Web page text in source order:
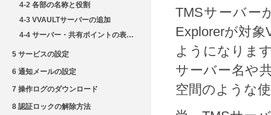
4-2 各部の名称と役割
4-3 VVAULTサーバーの追加
4-4 サーバー・共有ポイントの表示名変更
5 サービスの設定
6 通知メールの設定
7 操作ログのダウンロード
8 認証ロックの解除方法
TMSサーバー
Explorerが対
ようになりま
サーバー名や
空間のような